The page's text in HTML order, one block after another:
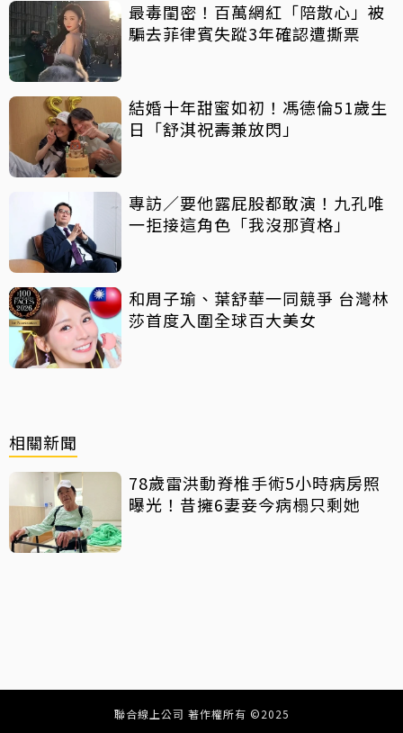
最毒閨密！百萬網紅「陪散心」被
騙去菲律賓失蹤3年確認遭撕票
結婚十年甜蜜如初！馮德倫51歲生
日「舒淇祝壽兼放閃」
專訪／要他露屁股都敢演！九孔唯
一拒接這角色「我沒那資格」
和周子瑜、葉舒華一同競爭 台灣林
莎首度入圍全球百大美女
相關新聞
78歲雷洪動脊椎手術5小時病房照
曝光！昔擁6妻妾今病榻只剩她
聯合線上公司 著作權所有 ©2025